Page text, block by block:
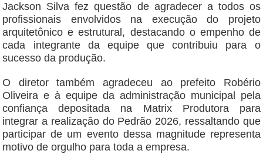
Jackson Silva fez questão de agradecer a todos os
profissionais envolvidos na execução do projeto
arquitetônico e estrutural, destacando o empenho de
cada integrante da equipe que contribuiu para o
sucesso da produção.
O diretor também agradeceu ao prefeito Robério
Oliveira e à equipe da administração municipal pela
confiança depositada na Matrix Produtora para
integrar a realização do Pedrão 2026, ressaltando que
participar de um evento dessa magnitude representa
motivo de orgulho para toda a empresa.